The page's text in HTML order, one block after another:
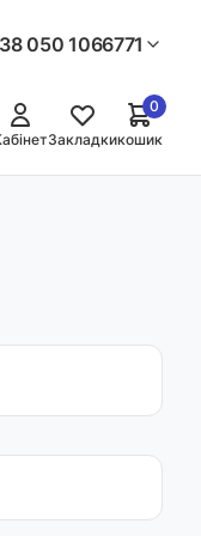
050 1066771
Закладкикошик
0